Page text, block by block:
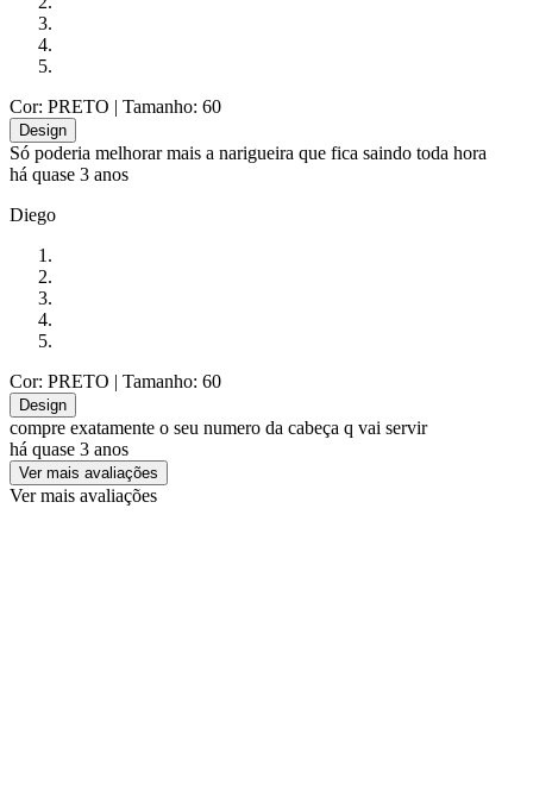
Cor: PRETO | Tamanho: 60
Design
Só poderia melhorar mais a narigueira que fica saindo toda hora
há quase 3 anos
Diego
Cor: PRETO | Tamanho: 60
Design
compre exatamente o seu numero da cabeça q vai servir
há quase 3 anos
Ver mais avaliações
Ver mais avaliações